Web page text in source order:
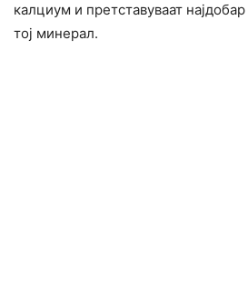
калциум и претставуваат
тој минерал.